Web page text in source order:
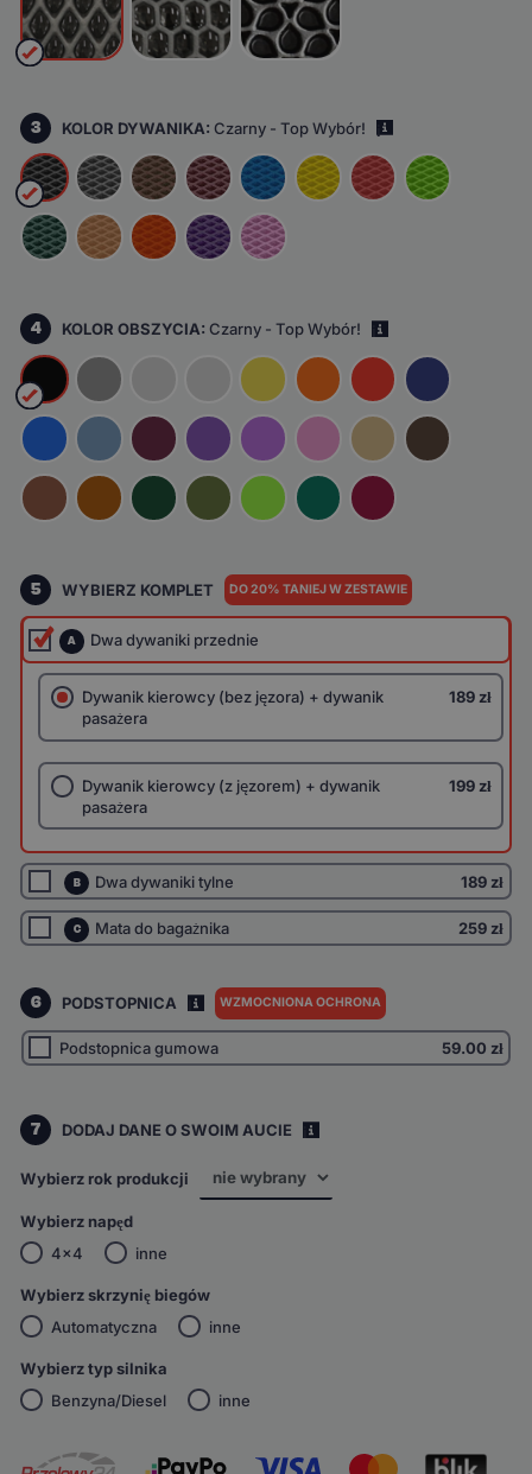
3 KOLOR DYWANIKA:Czarny - Top Wybór! i
4 KOLOR OBSZYCIA:Czarny - Top Wybór!
5 WYBIERZ KOMPLET DO 20% TANIEJ W ZESTAWIE
A Dwa dywaniki przednie
Dywanik kierowcy (bez jęzora) + dywanik
pasażera
189 zł
Dywanik kierowcy (z jęzorem) + dywanik
pasażera
199 zł
B Dwa dywaniki tylne 189 zł
C Mata do bagażnika 259 zł
6 PODSTOPNICA WZMOCNIONA OCHRONA
Podstopnica gumowa 59.00 zł
7 DODAJ DANE O SWOIM AUCIE
Wybierz rok produkcji
Wybierz napęd
4x4
inne
Wybierz skrzynię biegów
Automatyczna
inne
Wybierz typ silnika
Benzyna/Diesel
inne